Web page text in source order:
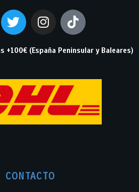
+100€ (España Peninsular y Baleares)
CONTACTO